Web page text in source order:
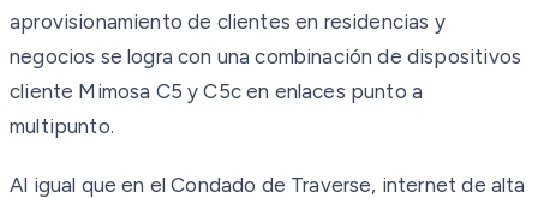
aprovisionamiento de clientes en residencias y
negocios se logra con una combinación de dispositivos
cliente Mimosa C5 y C5c en enlaces punto a
multipunto.
Al igual que en el Condado de Traverse, internet de alta